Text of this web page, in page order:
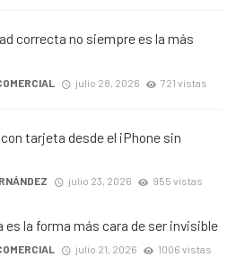
correcta no siempre es la más
julio 28, 2026 721 vistas
tarjeta desde el iPhone sin
julio 23, 2026 955 vistas
es la forma más cara de ser invisible
julio 21, 2026 1006 vistas